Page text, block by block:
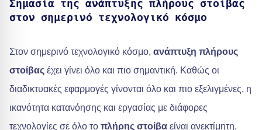
Σημασία της ανάπτυξης πλήρους στοίβας
στον σημερινό τεχνολογικό κόσμο
Στον σημερινό τεχνολογικό κόσμο, ανάπτυξη πλήρους
στοίβας έχει γίνει όλο και πιο σημαντική. Καθώς οι
διαδικτυακές εφαρμογές γίνονται όλο και πιο εξελιγμένες, η
ικανότητα κατανόησης και εργασίας με διάφορες
τεχνολογίες σε όλο το πλήρης στοίβα είναι ανεκτίμητη.